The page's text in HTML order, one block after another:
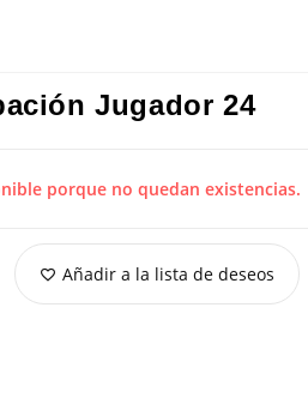
Jugador 24
porque no quedan existencias.
Añadir a la lista de deseos